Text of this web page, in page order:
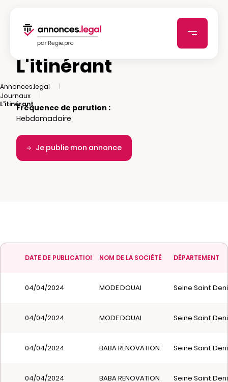
Annonces.legal
|
Journaux
|
L'itinérant
L'itinérant
Fréquence de parution :
Hebdomadaire
Je publie mon annonce
DATE DE PUBLICATION NOM DE LA SOCIÉTÉ DÉPARTEMENT
04/04/2024 MODE DOUAI Seine Saint
04/04/2024 MODE DOUAI Seine Saint
04/04/2024 BABA RENOVATION Seine Saint
04/04/2024 BABA RENOVATION Seine Saint